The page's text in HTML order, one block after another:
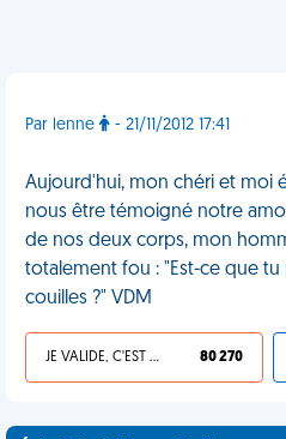
Par lenne - 21/11/2012 17:41
Aujourd'hui, mon chéri et moi
nous être témoigné notre
de nos deux corps, mon
totalement fou : "Est-ce que
couilles ?" VDM
JE VALIDE, C'EST UNE VDM 80 270